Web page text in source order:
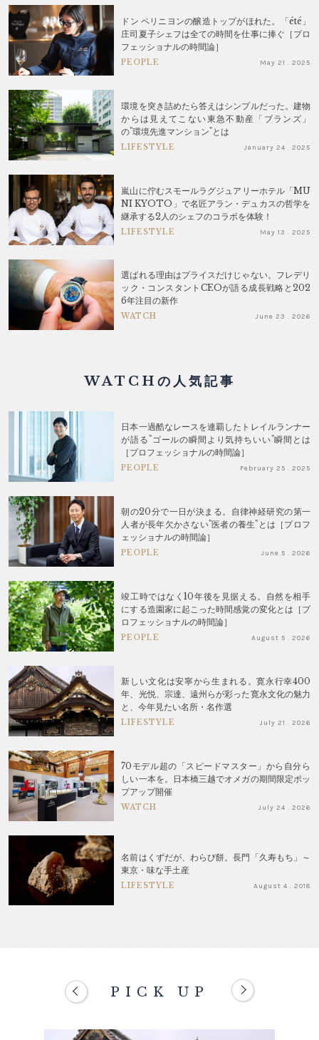
ドン ペリニヨンの醸造トップがほれた。「été」
庄司夏子シェフは全ての時間を仕事に捧ぐ［プロ
フェッショナルの時間論］
PEOPLE May 21 . 2025
環境を突き詰めたら答えはシンプルだった。建物
からは見えてこない東急不動産「ブランズ」
の"環境先進マンション"とは
LIFESTYLE January 24 . 2025
嵐山に佇むスモールラグジュアリーホテル「MU
NI KYOTO」で名匠アラン・デュカスの哲学を
継承する2人のシェフのコラボを体験！
LIFESTYLE May 13 . 2025
選ばれる理由はプライスだけじゃない。フレデリ
ック・コンスタントCEOが語る成長戦略と202
6年注目の新作
WATCH June 23 . 2026
WATCHの人気記事
日本一過酷なレースを連覇したトレイルランナー
が語る"ゴールの瞬間より気持ちいい"瞬間とは
［プロフェッショナルの時間論］
PEOPLE February 25 . 2025
朝の20分で一日が決まる。自律神経研究の第一
人者が長年欠かさない"医者の養生"とは［プロフ
ェッショナルの時間論］
PEOPLE June 5 . 2026
竣工時ではなく10年後を見据える。自然を相手
にする造園家に起こった時間感覚の変化とは［プ
ロフェッショナルの時間論］
PEOPLE August 5 . 2026
新しい文化は安寧から生まれる。寛永行幸400
年、光悦、宗達、遠州らが彩った寛永文化の魅力
と、今年見たい名所・名作選
LIFESTYLE July 21 . 2026
70モデル超の「スピードマスター」から自分ら
しい一本を。日本橋三越でオメガの期間限定ポッ
プアップ開催
WATCH July 24 . 2026
名前はくずだが、わらび餅。長門「久寿もち」～
東京・味な手土産
LIFESTYLE August 4 . 2018
PICK UP